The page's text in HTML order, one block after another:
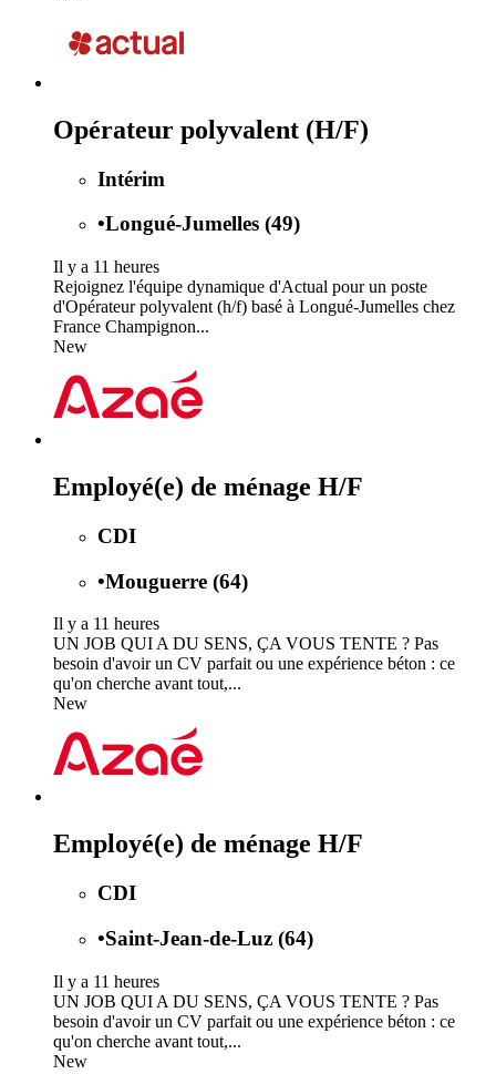
Opérateur polyvalent (H/F)
Intérim
•Longué-Jumelles (49)
Il y a 11 heures
Rejoignez l'équipe dynamique d'Actual pour un poste
d'Opérateur polyvalent (h/f) basé à Longué-Jumelles chez
France Champignon...
New
Employé(e) de ménage H/F
CDI
•Mouguerre (64)
Il y a 11 heures
UN JOB QUI A DU SENS, ÇA VOUS TENTE ? Pas
besoin d'avoir un CV parfait ou une expérience béton : ce
qu'on cherche avant tout,...
New
Employé(e) de ménage H/F
CDI
•Saint-Jean-de-Luz (64)
Il y a 11 heures
UN JOB QUI A DU SENS, ÇA VOUS TENTE ? Pas
besoin d'avoir un CV parfait ou une expérience béton : ce
qu'on cherche avant tout,...
New